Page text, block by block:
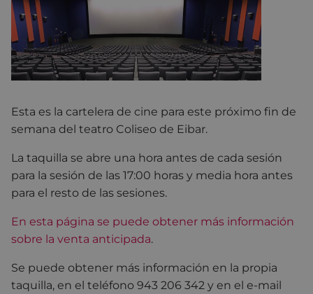
Esta es la cartelera de cine para este próximo fin de
semana del teatro Coliseo de Eibar.
La taquilla se abre una hora antes de cada sesión
para la sesión de las 17:00 horas y media hora antes
para el resto de las sesiones.
En esta página se puede obtener más información
sobre la venta anticipada.
Se puede obtener más información en la propia
taquilla, en el teléfono 943 206 342 y en el e-mail